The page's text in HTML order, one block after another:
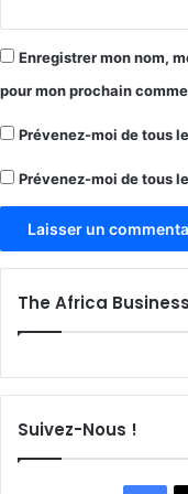
Enregistrer mon nom,
pour mon prochain
Prévenez-moi de tous
Prévenez-moi de tous
The Africa
Suivez-Nous !